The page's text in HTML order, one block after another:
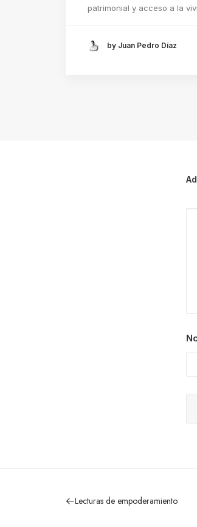
patrimonial y acceso a la
by Juan Pedro Díaz
Lecturas de empoderamiento